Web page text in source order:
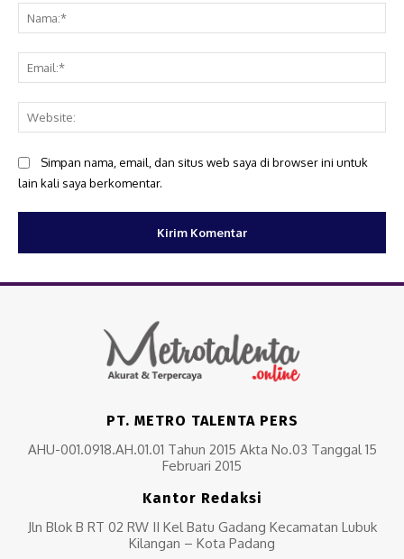
Simpan nama, email, dan situs web saya di browser ini untuk
lain kali saya berkomentar.
PT. METRO TALENTA PERS
AHU-001.0918.AH.01.01 Tahun 2015 Akta No.03 Tanggal 15
Februari 2015
Kantor Redaksi
Jln Blok B RT 02 RW II Kel Batu Gadang Kecamatan Lubuk
Kilangan – Kota Padang